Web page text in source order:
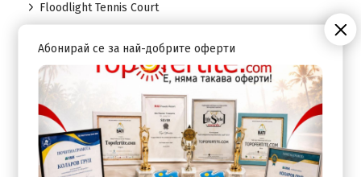
Floodlight Tennis Court
Развлечения:
Pool Sunbeds & Umbrellas
Pool Towels
Swimming pool
Абонирай се за най-добрите оферти